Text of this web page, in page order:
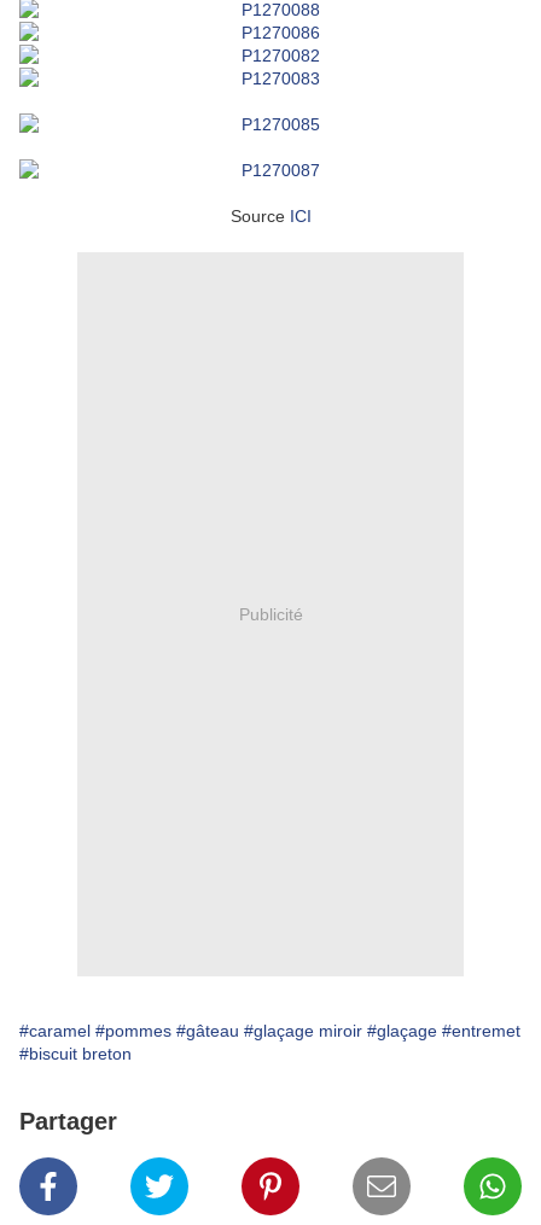
Source ICI
Publicité
#caramel #pommes #gâteau #glaçage miroir #glaçage #entremet
#biscuit breton
Partager